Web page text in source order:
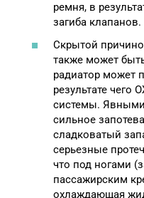
ремня, в
загиба клапанов.
Скрытой
также может
радиатор может
результате чего
системы.
сильное
сладковатый
серьезные
что под ногами
пассажирским
охлаждающая